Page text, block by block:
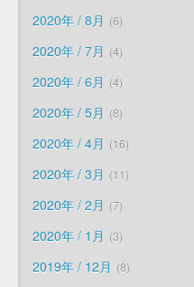
2020年 / 8月 6
2020年 / 7月 4
2020年 / 6月 4
2020年 / 5月 8
2020年 / 4月 16
2020年 / 3月 11
2020年 / 2月 7
2020年 / 1月 3
2019年 / 12月 8